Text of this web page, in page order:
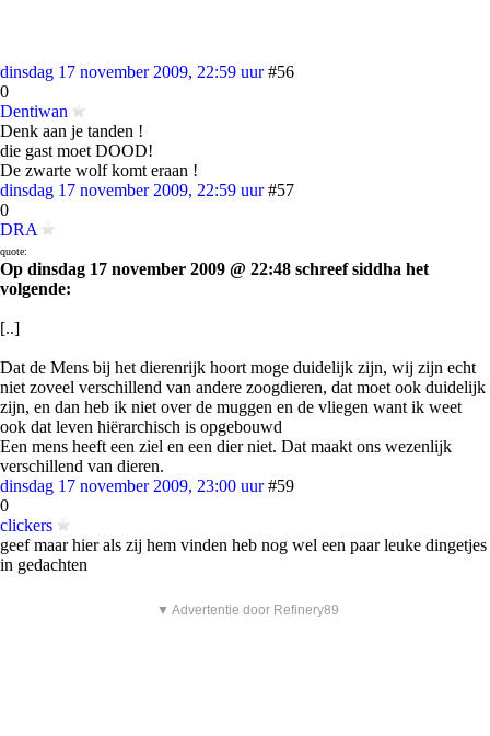
dinsdag 17 november 2009, 22:59 uur #56
0
Dentiwan
Denk aan je tanden !
die gast moet DOOD!
De zwarte wolf komt eraan !
dinsdag 17 november 2009, 22:59 uur #57
0
DRA
quote:
Op dinsdag 17 november 2009 @ 22:48 schreef siddha het
volgende:
[..]
Dat de Mens bij het dierenrijk hoort moge duidelijk zijn, wij zijn echt
niet zoveel verschillend van andere zoogdieren, dat moet ook duidelijk
zijn, en dan heb ik niet over de muggen en de vliegen want ik weet
ook dat leven hiërarchisch is opgebouwd
Een mens heeft een ziel en een dier niet. Dat maakt ons wezenlijk
verschillend van dieren.
dinsdag 17 november 2009, 23:00 uur #59
0
clickers
geef maar hier als zij hem vinden heb nog wel een paar leuke dingetjes
in gedachten
▼ Advertentie door Refinery89